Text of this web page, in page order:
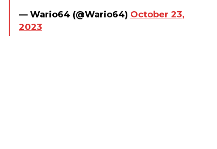
— Wario64 (@Wario64) October 23,
2023